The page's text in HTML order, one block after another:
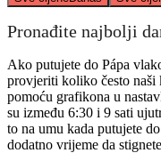
Pronađite najbolji
Ako putujete do Pápa
provjeriti koliko često naši
pomoću grafikona u
su između 6:30 i 9 sati
to na umu kada putujete
dodatno vrijeme da